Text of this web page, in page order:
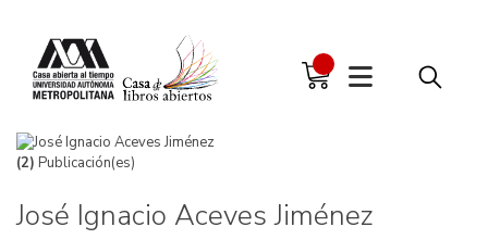
(2) Publicación(es)
José Ignacio Aceves Jiménez